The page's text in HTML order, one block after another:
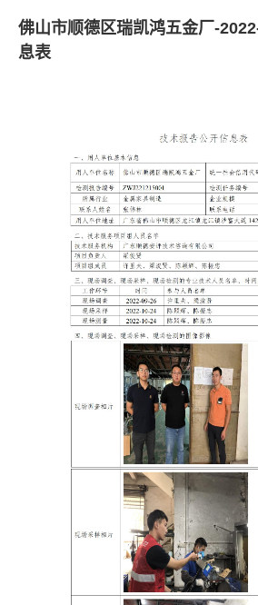
佛山市顺德区瑞凯鸿五金厂-
息表